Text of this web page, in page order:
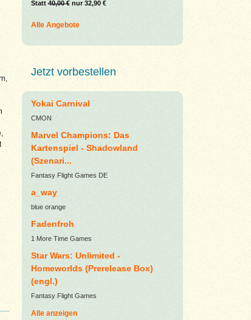
Statt40,00 €nur 32,90 €
Alle Angebote
Jetzt vorbestellen
Yokai Carnival
CMON
Marvel Champions: Das
Kartenspiel - Shadowland
(Szenari...
Fantasy Flight Games DE
a_way
blue orange
Fadenfroh
1 More Time Games
Star Wars: Unlimited -
Homeworlds (Prerelease Box)
(engl.)
Fantasy Flight Games
Alle anzeigen